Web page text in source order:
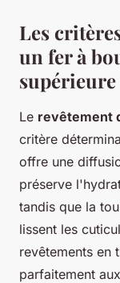
Les
un fer à
supérieure
Le revêtement
critère
offre une
préserve
tandis que la
lissent les
revêtements en
parfaitement